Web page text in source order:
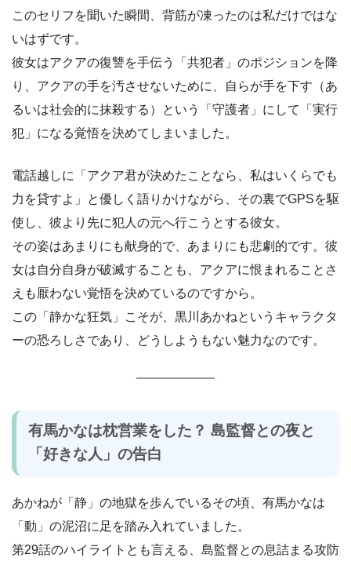
このセリフを聞いた瞬間、背筋が凍ったのは私だけではな
いはずです。
彼女はアクアの復讐を手伝う「共犯者」のポジションを降
り、アクアの手を汚させないために、自らが手を下す（あ
るいは社会的に抹殺する）という「守護者」にして「実行
犯」になる覚悟を決めてしまいました。
電話越しに「アクア君が決めたことなら、私はいくらでも
力を貸すよ」と優しく語りかけながら、その裏でGPSを駆
使し、彼より先に犯人の元へ行こうとする彼女。
その姿はあまりにも献身的で、あまりにも悲劇的です。彼
女は自分自身が破滅することも、アクアに恨まれることさ
えも厭わない覚悟を決めているのですから。
この「静かな狂気」こそが、黒川あかねというキャラクタ
ーの恐ろしさであり、どうしようもない魅力なのです。
有馬かなは枕営業をした？ 島監督との夜と
「好きな人」の告白
あかねが「静」の地獄を歩んでいるその頃、有馬かなは
「動」の泥沼に足を踏み入れていました。
第29話のハイライトとも言える、島監督との息詰まる攻防